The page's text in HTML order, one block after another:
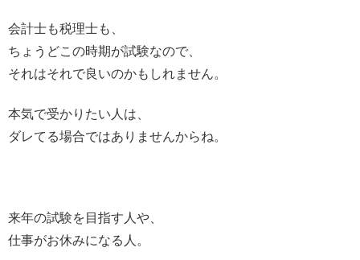
会計士も税理士も、
ちょうどこの時期が試験なので、
それはそれで良いのかもしれません。
本気で受かりたい人は、
ダレてる場合ではありませんからね。
来年の試験を目指す人や、
仕事がお休みになる人。